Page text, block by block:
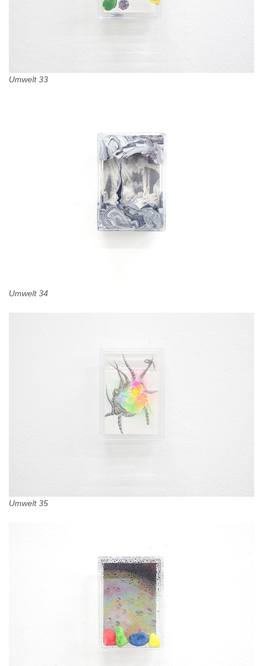
Umwelt 33
Umwelt 34
Umwelt 35